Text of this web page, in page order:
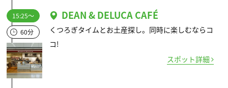
15:25～
60分
DEAN & DELUCA CAFÉ
くつろぎタイムとお土産探し。同時に楽しむならコ
コ!
スポット詳細